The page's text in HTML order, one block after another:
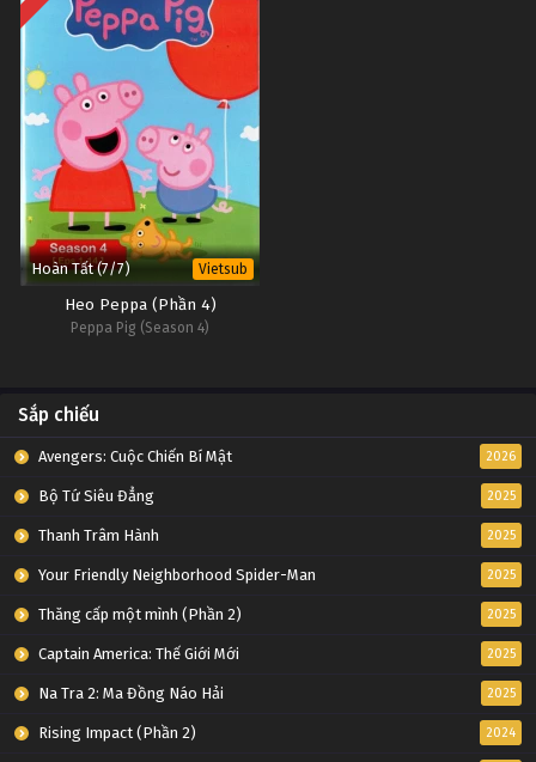
Hoàn Tất (7/7) Vietsub
Heo Peppa (Phần 4)
Peppa Pig (Season 4)
Sắp chiếu
Avengers: Cuộc Chiến Bí Mật 2026
Bộ Tứ Siêu Đẳng 2025
Thanh Trâm Hành 2025
Your Friendly Neighborhood Spider-Man 2025
Thăng cấp một mình (Phần 2) 2025
Captain America: Thế Giới Mới 2025
Na Tra 2: Ma Đồng Náo Hải 2025
Rising Impact (Phần 2) 2024